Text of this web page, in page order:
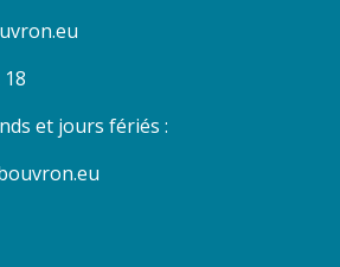
et jours fériés :